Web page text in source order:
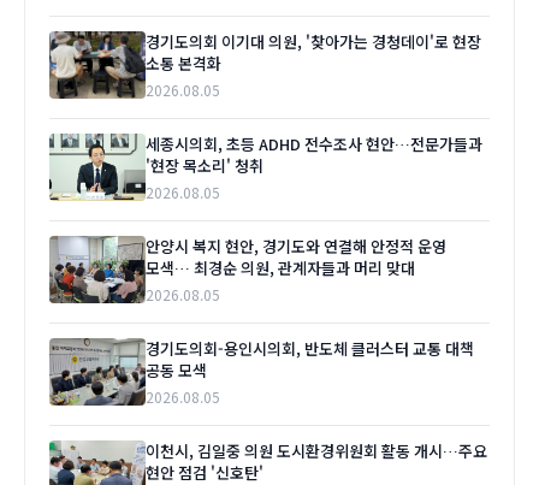
경기도의회 이기대 의원, '찾아가는 경청데이'로 현장
소통 본격화
2026.08.05
세종시의회, 초등 ADHD 전수조사 현안…전문가들과
'현장 목소리' 청취
2026.08.05
안양시 복지 현안, 경기도와 연결해 안정적 운영
모색… 최경순 의원, 관계자들과 머리 맞대
2026.08.05
경기도의회-용인시의회, 반도체 클러스터 교통 대책
공동 모색
2026.08.05
이천시, 김일중 의원 도시환경위원회 활동 개시…주요
현안 점검 '신호탄'